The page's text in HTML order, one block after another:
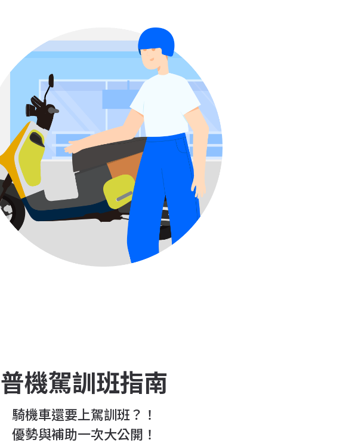
普機駕訓班指南
騎機車還要上駕訓班？！
優勢與補助一次大公開！